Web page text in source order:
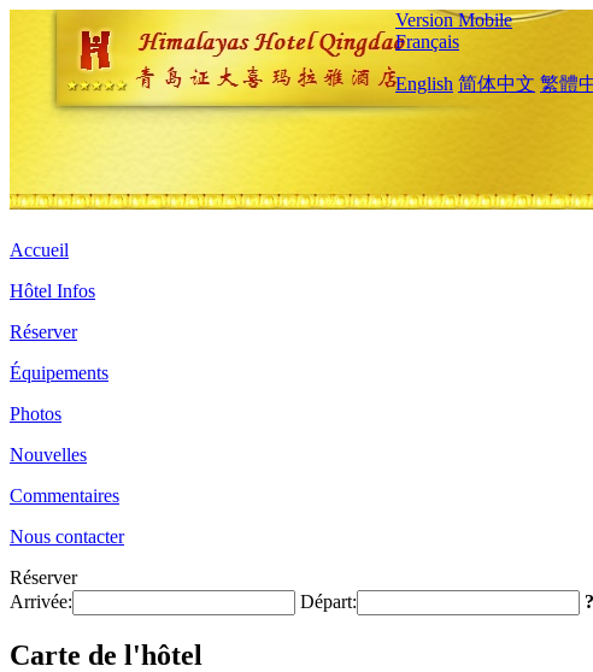
Version Mobile
Français
English 简体中文 繁體
Accueil
Hôtel Infos
Réserver
Équipements
Photos
Nouvelles
Commentaires
Nous contacter
Réserver
Arrivée:
Départ: ?
Carte de l'hôtel